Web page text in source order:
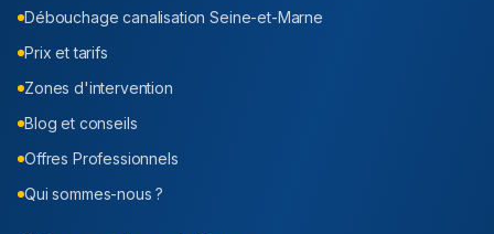
Débouchage canalisationSeine-et-Marne
Prix et tarifs
Zones d'intervention
Blog et conseils
Offres Professionnels
Qui sommes-nous ?